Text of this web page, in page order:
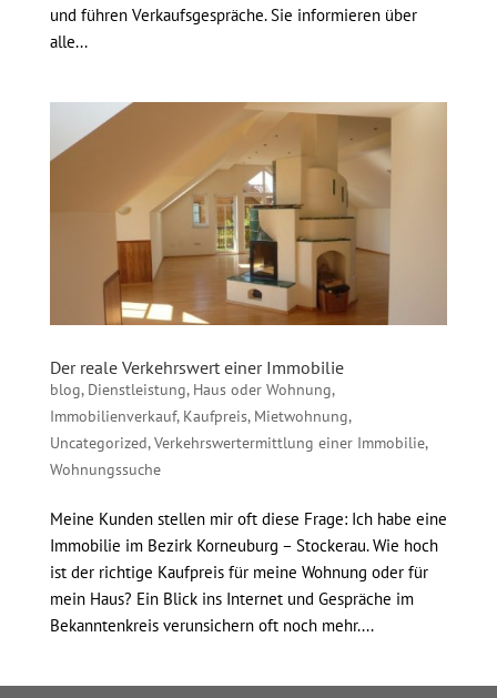
und führen Verkaufsgespräche. Sie informieren über
alle...
Der reale Verkehrswert einer Immobilie
blog, Dienstleistung, Haus oder Wohnung,
Immobilienverkauf, Kaufpreis, Mietwohnung,
Uncategorized,Verkehrswertermittlung einer Immobilie,
Wohnungssuche
Meine Kunden stellen mir oft diese Frage: Ich habe eine
Immobilie im Bezirk Korneuburg – Stockerau. Wie hoch
ist der richtige Kaufpreis für meine Wohnung oder für
mein Haus? Ein Blick ins Internet und Gespräche im
Bekanntenkreis verunsichern oft noch mehr....